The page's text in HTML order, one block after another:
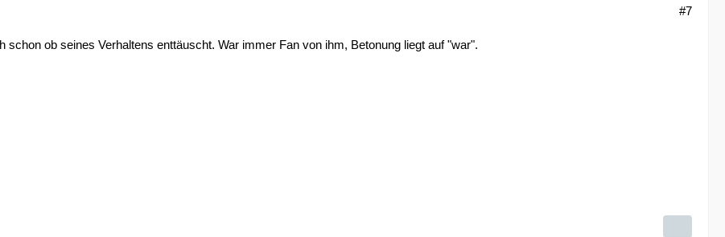
#7
schon ob seines Verhaltens enttäuscht. War immer Fan von ihm, Betonung liegt auf "war".